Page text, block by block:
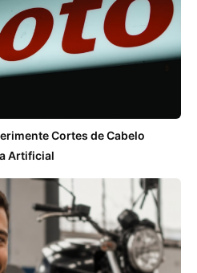
Cortes de Cabelo
Artificial